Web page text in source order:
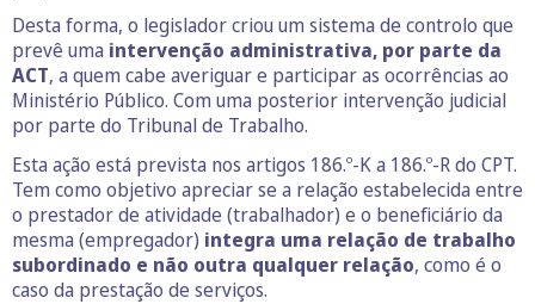
Desta forma, o legislador criou um sistema de controlo que
prevê uma intervenção administrativa, por parte da
ACT, a quem cabe averiguar e participar as ocorrências ao
Ministério Público. Com uma posterior intervenção judicial
por parte do Tribunal de Trabalho.
Esta ação está prevista nos artigos 186.º-K a 186.º-R do CPT.
Tem como objetivo apreciar se a relação estabelecida entre
o prestador de atividade (trabalhador) e o beneficiário da
mesma (empregador) integra uma relação de trabalho
subordinado e não outra qualquer relação, como é o
caso da prestação de serviços.